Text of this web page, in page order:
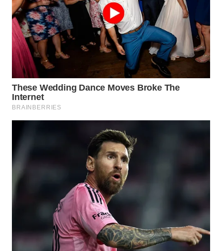
WN
BORNEO
Wahana
Media
Group
WAHANA
NEWS
ADVOKAT
INFRASTRUKTUR
WAHANA
KONSUMEN